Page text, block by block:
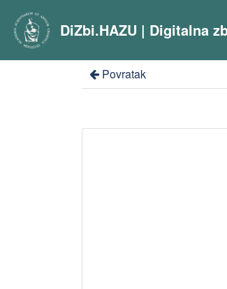
DiZbi.HAZU | Digitalna
Povratak